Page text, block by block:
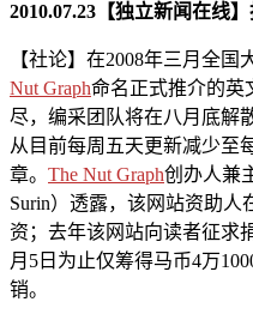
2010.07.23【独立新闻在线
【社论】在2008年三月全
Nut Graph命名正式推介的英
尽，编采团队将在八月底解
从目前每周五天更新减少至
章。 The Nut Graph创办人兼
Surin）透露，该网站资助
资；去年该网站向读者征求
月5日为止仅筹得马币4万
销。